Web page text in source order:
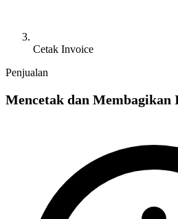
Cetak Invoice
Penjualan
Mencetak dan Membagikan